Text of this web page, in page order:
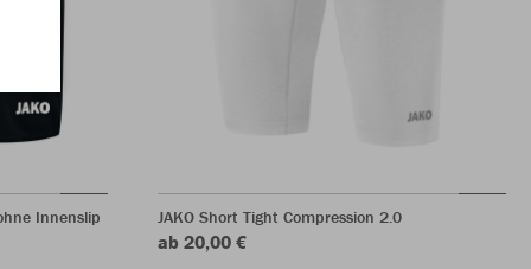
Innenslip JAKO Short Tight Compression 2.0
ab 20,00 €